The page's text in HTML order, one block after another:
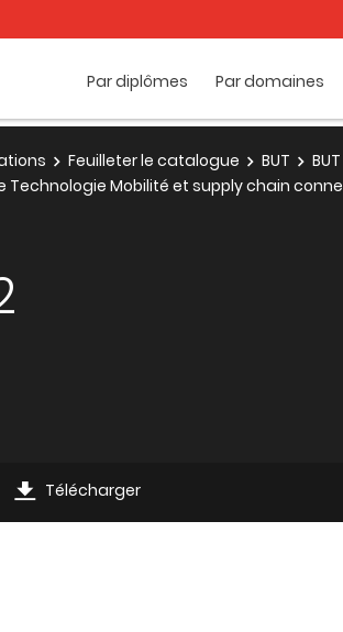
Par diplômes Par domaines
Feuilleter le catalogue BUT
Technologie Mobilité et supply chain
Télécharger